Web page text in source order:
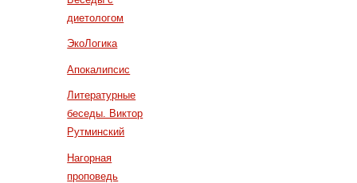
диетологом
ЭкоЛогика
Апокалипсис
Литературные
беседы. Виктор
Рутминский
Нагорная
проповедь